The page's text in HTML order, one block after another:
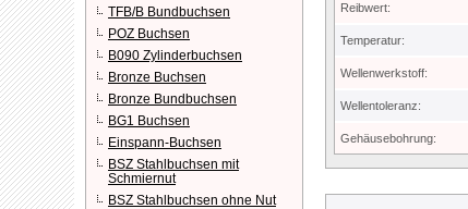
TFB/B Bundbuchsen
POZ Buchsen
B090 Zylinderbuchsen
Bronze Buchsen
Bronze Bundbuchsen
BG1 Buchsen
Einspann-Buchsen
BSZ Stahlbuchsen mit
Schmiernut
BSZ Stahlbuchsen ohne Nut
Reibwert:
Temperatur:
Wellenwerkstoff:
Wellentoleranz:
Gehäusebohrung: